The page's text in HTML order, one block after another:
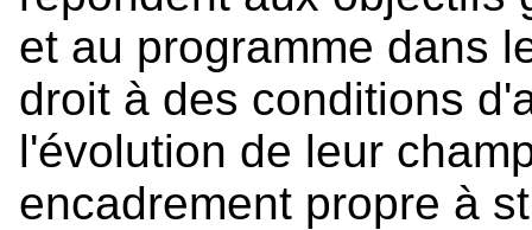
et au programme dans
droit à des conditions
l'évolution de leur
encadrement propre à